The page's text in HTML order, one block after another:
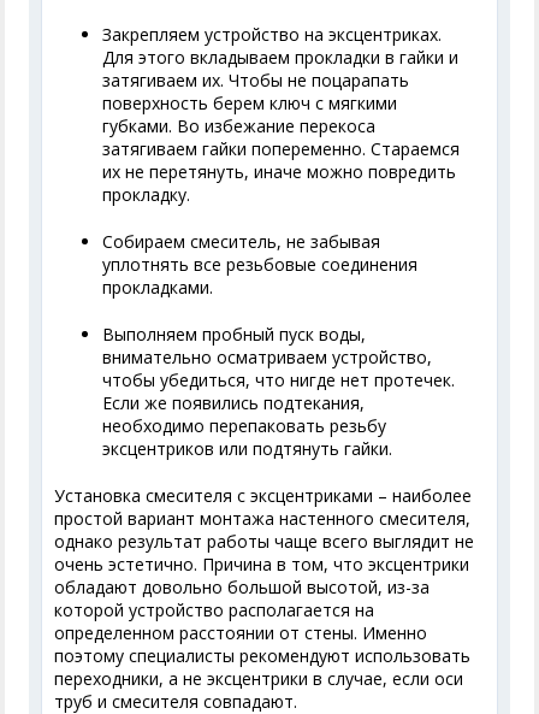
Закрепляем устройство на эксцентриках.
Для этого вкладываем прокладки в гайки и
затягиваем их. Чтобы не поцарапать
поверхность берем ключ с мягкими
губками. Во избежание перекоса
затягиваем гайки попеременно. Стараемся
их не перетянуть, иначе можно повредить
прокладку.
Собираем смеситель, не забывая
уплотнять все резьбовые соединения
прокладками.
Выполняем пробный пуск воды,
внимательно осматриваем устройство,
чтобы убедиться, что нигде нет протечек.
Если же появились подтекания,
необходимо перепаковать резьбу
эксцентриков или подтянуть гайки.
Установка смесителя с эксцентриками – наиболее
простой вариант монтажа настенного смесителя,
однако результат работы чаще всего выглядит не
очень эстетично. Причина в том, что эксцентрики
обладают довольно большой высотой, из-за
которой устройство располагается на
определенном расстоянии от стены. Именно
поэтому специалисты рекомендуют использовать
переходники, а не эксцентрики в случае, если оси
труб и смесителя совпадают.